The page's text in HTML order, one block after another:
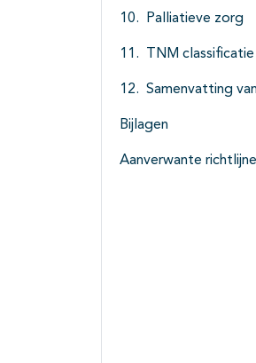
Palliatieve zorg
TNM
Samenvatting
Bijlagen
Aanverwante